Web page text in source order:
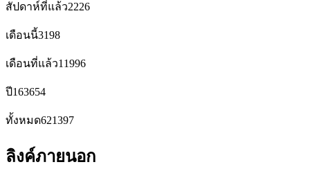
สัปดาห์ที่แล้ว2226
เดือนนี้3198
เดือนที่แล้ว11996
ปี163654
ทั้งหมด621397
ลิงค์ภายนอก